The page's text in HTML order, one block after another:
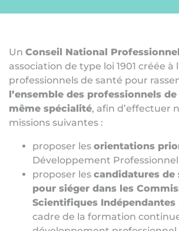
Un Conseil National
association de type loi 1901 créée à
professionnels de santé pour
l’ensemble des professionnels de
même spécialité, afin d’effectuer
missions suivantes :
proposer les orientations
Développement
proposer les candidatures de
pour siéger dans les
Scientifiques Indépendantes
cadre de la formation